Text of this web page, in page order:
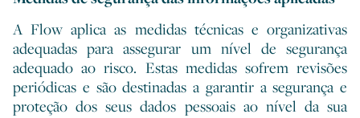
A Flow aplica as medidas técnicas e organizativas
adequadas para assegurar um nível de segurança
adequado ao risco. Estas medidas sofrem revisões
periódicas e são destinadas a garantir a segurança e
proteção dos seus dados pessoais ao nível da sua